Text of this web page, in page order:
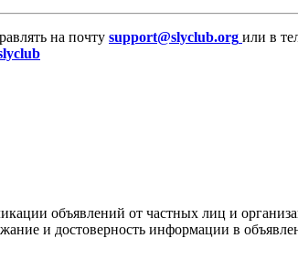
на почту support@slyclub.org или в
объявлений от частных лиц и
и достоверность информации в